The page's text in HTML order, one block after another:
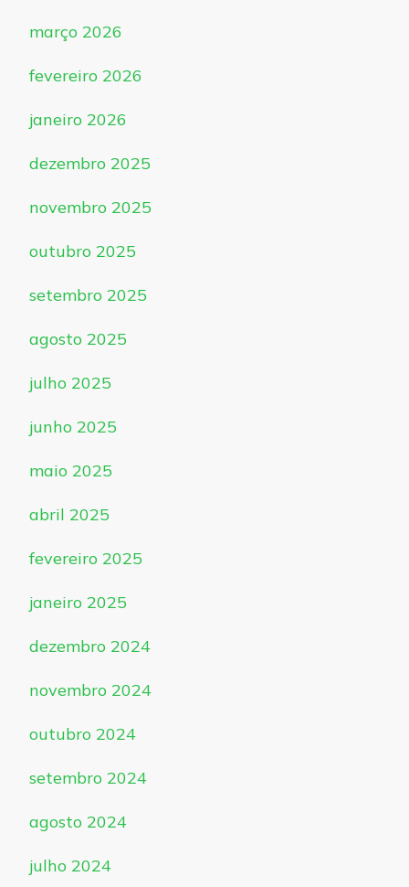
março 2026
fevereiro 2026
janeiro 2026
dezembro 2025
novembro 2025
outubro 2025
setembro 2025
agosto 2025
julho 2025
junho 2025
maio 2025
abril 2025
fevereiro 2025
janeiro 2025
dezembro 2024
novembro 2024
outubro 2024
setembro 2024
agosto 2024
julho 2024